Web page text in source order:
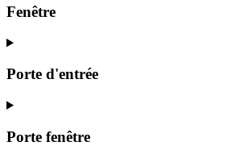
Fenêtre
Porte d'entrée
Porte fenêtre